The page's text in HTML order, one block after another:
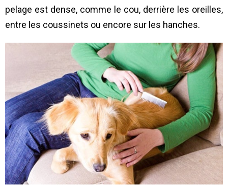
pelage est dense, comme le cou, derrière les oreilles,
entre les coussinets ou encore sur les hanches.